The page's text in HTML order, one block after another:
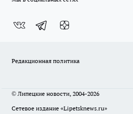
Редакционная политика
© Липецкие новости, 2004-2026
Сетевое издание «Lipetsknews.ru»